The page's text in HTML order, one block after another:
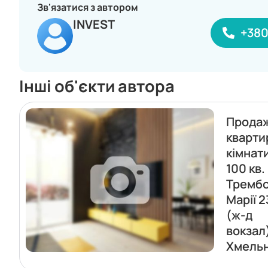
Зв'язатися з автором
INVEST
Інші об'єкти автора
100
Марії
(ж-д